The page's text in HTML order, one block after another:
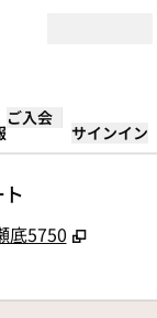
ご入会
サインイン
底5750 ,